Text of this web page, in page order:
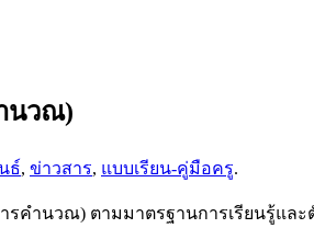
นวณ)
ธ์, ข่าวสาร, แบบเรียน-คู่มือครู.
รคำนวณ) ตามมาตรฐานการเรียนรู้แ